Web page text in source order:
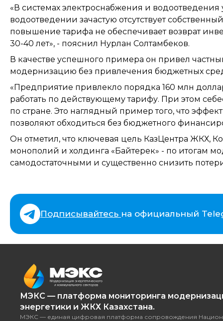
«В системах электроснабжения и
водоотведении зачастую отсутствует
повышение тарифа не обеспечивает возврат
30-40 лет», - пояснил Нурлан Солтамбеков.
В качестве успешного примера он привел
модернизацию без привлечения бюджетных
«Предприятие привлекло порядка 160 млн
работать по действующему тарифу. При этом
по стране. Это наглядный пример того, что
позволяют обходиться без бюджетного
Он отметил, что ключевая цель КазЦентра ЖКХ,
монополий и холдинга «Байтерек» - по итогам
самодостаточными и существенно снизить
Подписывайтесь на официальный
МЭКС — платформа мониторинга
энергетики и ЖКХ Казахстана.
МЭКС — единая цифровая платформа сопровождения